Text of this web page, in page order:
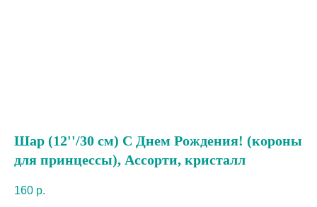
Шар (12''/30 см) С Днем Рождения! (короны
для принцессы), Ассорти, кристалл
160 р.